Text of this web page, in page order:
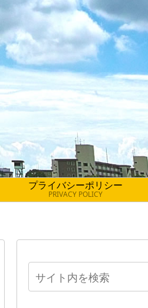
プライバシーポリシー
PRIVACY POLICY